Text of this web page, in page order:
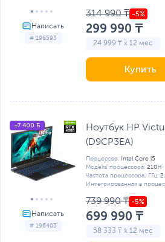
# 196593
314 990 ₸
299 990 ₸
24 999 ₸ x 12 мес
Купить
# 196403
+7 400 Б
Ноутбук HP
(D9CP3EA)
Процессор: Intel Core i5
Модель процессора: 210H
Частота процессора, ГГц:
Интегрированная в
739 990 ₸
699 990 ₸
58 333 ₸ x 12 мес